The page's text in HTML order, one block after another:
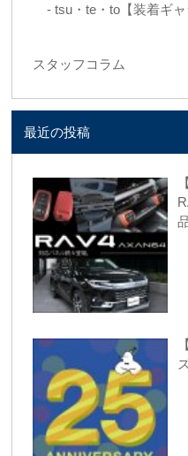
tsu・te・to【装着ギャ
スタッフコラム
最近の投稿